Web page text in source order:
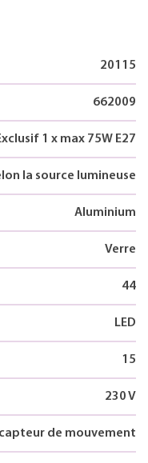
20115
662009
1 x max 75W E27
la source lumineuse
Aluminium
Verre
44
LED
15
230 V
de mouvement